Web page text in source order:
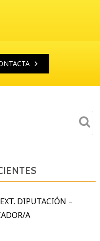
DIPUTACIÓN –
A